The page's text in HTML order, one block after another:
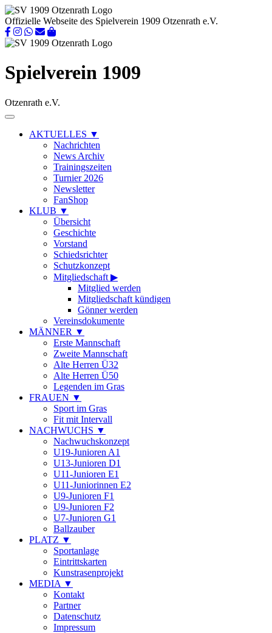
Offizielle Webseite des Spielverein 1909 Otzenrath e.V.
Spielverein 1909
Otzenrath e.V.
AKTUELLES ▼
Nachrichten
News Archiv
Trainingszeiten
Turnier 2026
Newsletter
FanShop
KLUB ▼
Übersicht
Geschichte
Vorstand
Schiedsrichter
Schutzkonzept
Mitgliedschaft ▶
Mitglied werden
Mitgliedschaft kündigen
Gönner werden
Vereinsdokumente
MÄNNER ▼
Erste Mannschaft
Zweite Mannschaft
Alte Herren Ü32
Alte Herren Ü50
Legenden im Gras
FRAUEN ▼
Sport im Gras
Fit mit Intervall
NACHWUCHS ▼
Nachwuchskonzept
U19-Junioren A1
U13-Junioren D1
U11-Junioren E1
U11-Juniorinnen E2
U9-Junioren F1
U9-Junioren F2
U7-Junioren G1
Ballzauber
PLATZ ▼
Sportanlage
Eintrittskarten
Kunstrasenprojekt
MEDIA ▼
Kontakt
Partner
Datenschutz
Impressum